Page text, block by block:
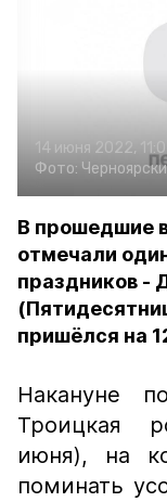
14 июня 2022,
Фото:
В прошедшие
отмечали
праздников -
пришёлся на
Накануне
Троицкая
июня), на
поминать